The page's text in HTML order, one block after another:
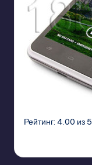
Рейтинг: 4.00 из 5